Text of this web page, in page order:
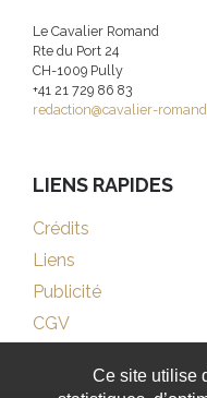
Le Cavalier Romand
Rte du Port 24
CH-1009 Pully
+41 21 729 86 83
redaction@cavalier-
LIENS RAPIDES
Crédits
Liens
Publicité
CGV
Ce site utilise